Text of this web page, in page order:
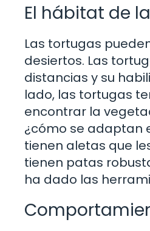
El hábitat de
Las tortugas
desiertos. Las
distancias y su
lado, las tortugas
encontrar la
¿cómo se adaptan
tienen aletas que
tienen patas
ha dado las